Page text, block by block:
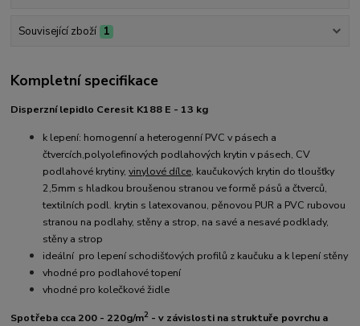
Související zboží 1
Kompletní specifikace
Disperzní lepidlo Ceresit K188 E - 13 kg
k lepení: homogenní a heterogenní PVC v pásech a
čtvercích,polyolefinových podlahových krytin v pásech, CV
podlahové krytiny,vinylové dílce, kaučukových krytin do tloušťky
2,5mm s hladkou broušenou stranou ve formě pásů a čtverců,
textilních podl. krytin s latexovanou, pěnovou PUR a PVC rubovou
stranou na podlahy, stěny a strop, na savé a nesavé podklady,
stěny a strop
ideální pro lepení schodišťových profilů z kaučuku a k lepení stěny
vhodné pro podlahové topení
vhodné pro kolečkové židle
Spotřeba cca 200 - 220g/m2 - v závislosti na struktuře povrchu a